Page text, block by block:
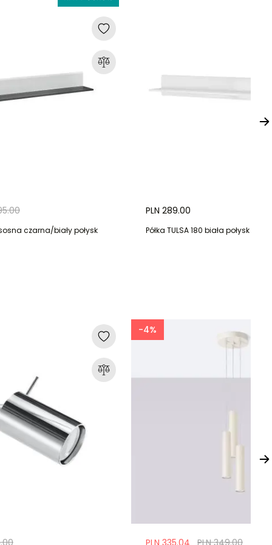
sosna czarna/biały połysk
PLN 289.00
Półka TULSA 180 biała połysk
-4%
PLN 349.00
PLN 335.04